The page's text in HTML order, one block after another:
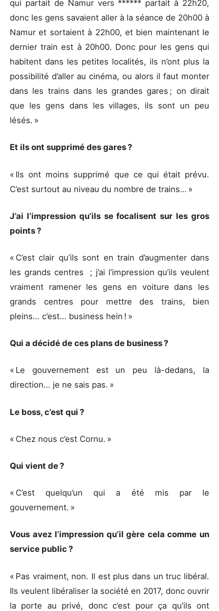
qui partait de Namur vers ****** partait à 22h20,
donc les gens savaient aller à la séance de 20h00 à
Namur et sortaient à 22h00, et bien maintenant le
dernier train est à 20h00. Donc pour les gens qui
habitent dans les petites localités, ils n’ont plus la
possibilité d’aller au cinéma, ou alors il faut monter
dans les trains dans les grandes gares ; on dirait
que les gens dans les villages, ils sont un peu
lésés. »
Et ils ont supprimé des gares ?
« Ils ont moins supprimé que ce qui était prévu.
C’est surtout au niveau du nombre de trains… »
J’ai l’impression qu’ils se focalisent sur les gros
points ?
« C’est clair qu’ils sont en train d’augmenter dans
les grands centres ; j’ai l’impression qu’ils veulent
vraiment ramener les gens en voiture dans les
grands centres pour mettre des trains, bien
pleins… c’est… business hein ! »
Qui a décidé de ces plans de business ?
« Le gouvernement est un peu là-dedans, la
direction… je ne sais pas. »
Le boss, c’est qui ?
« Chez nous c’est Cornu. »
Qui vient de ?
« C’est quelqu’un qui a été mis par le
gouvernement. »
Vous avez l’impression qu’il gère cela comme un
service public ?
« Pas vraiment, non. Il est plus dans un truc libéral.
Ils veulent libéraliser la société en 2017, donc ouvrir
la porte au privé, donc c’est pour ça qu’ils ont